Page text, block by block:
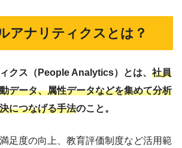
アナリティクスとは？
クス（People Analytics）とは、 社員
データ、属性データなどを集めて分析
につなげる手法のこと。
足度の向上、教育評価制度など活用範